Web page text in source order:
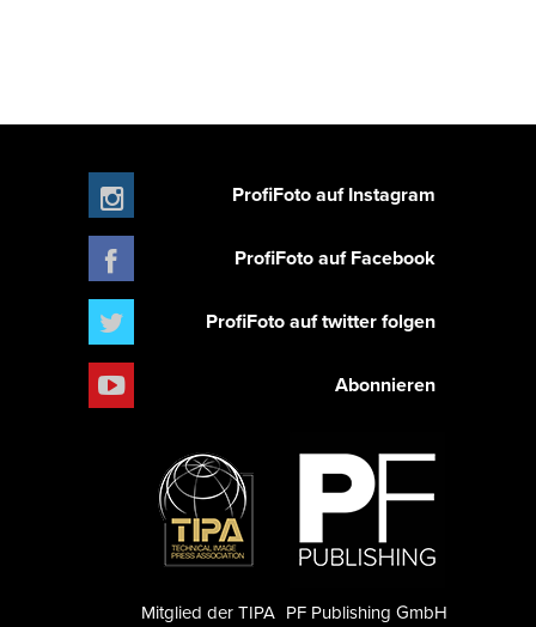
ProfiFoto auf Instagram
ProfiFoto auf Facebook
ProfiFoto auf twitter folgen
Abonnieren
PF Publishing GmbH
Mitglied der TIPA